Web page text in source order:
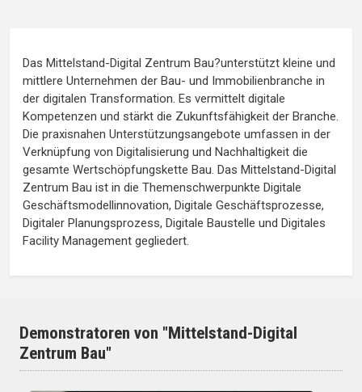
Das Mittelstand-Digital Zentrum Bau?unterstützt kleine und
mittlere Unternehmen der Bau- und Immobilienbranche in
der digitalen Transformation. Es vermittelt digitale
Kompetenzen und stärkt die Zukunftsfähigkeit der Branche.
Die praxisnahen Unterstützungsangebote umfassen in der
Verknüpfung von Digitalisierung und Nachhaltigkeit die
gesamte Wertschöpfungskette Bau. Das Mittelstand-Digital
Zentrum Bau ist in die Themenschwerpunkte Digitale
Geschäftsmodellinnovation, Digitale Geschäftsprozesse,
Digitaler Planungsprozess, Digitale Baustelle und Digitales
Facility Management gegliedert.
Demonstratoren von "Mittelstand-Digital
Zentrum Bau"